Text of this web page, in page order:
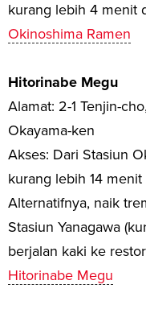
kurang lebih 4 menit
Okinoshima Ramen
Hitorinabe Megu
Alamat: 2-1 Tenjin-
Okayama-ken
Akses: Dari Stasiun
kurang lebih 14
Alternatifnya, naik
Stasiun Yanagawa
berjalan kaki ke
Hitorinabe Megu